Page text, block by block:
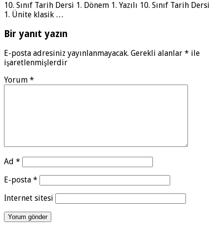
10. Sınıf Tarih Dersi 1. Dönem 1. Yazılı 10. Sınıf Tarih Dersi
1. Ünite klasik …
Bir yanıt yazın
E-posta adresiniz yayınlanmayacak. Gerekli alanlar * ile
işaretlenmişlerdir
Yorum *
Ad *
E-posta *
İnternet sitesi